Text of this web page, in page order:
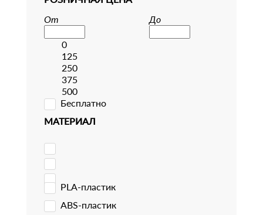
От
До
0
125
250
375
500
Бесплатно
МАТЕРИАЛ
PLA-пластик
ABS-пластик